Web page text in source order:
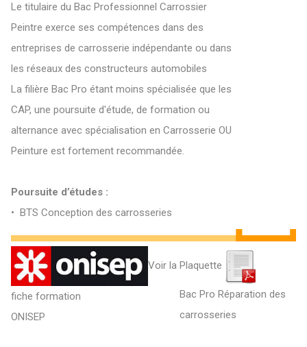
Le titulaire du Bac Professionnel Carrossier
Peintre exerce ses compétences dans des
entreprises de carrosserie indépendante ou dans
les réseaux des constructeurs automobiles
La filière Bac Pro étant moins spécialisée que les
CAP, une poursuite d'étude, de formation ou
alternance avec spécialisation en Carrosserie OU
Peinture est fortement recommandée.
Poursuite d’études :
• BTS Conception des carrosseries
Voir la
fiche formation
ONISEP
Plaquette
Bac Pro Réparation des
carrosseries